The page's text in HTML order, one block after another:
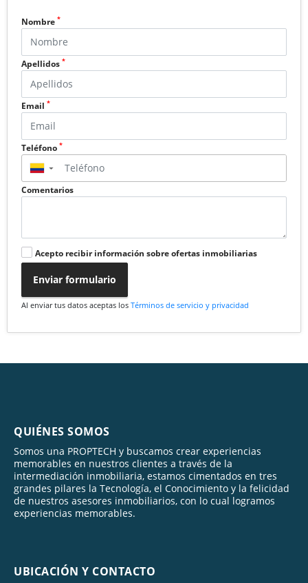
Nombre *
Apellidos *
Email *
Teléfono *
▼
Comentarios
Acepto recibir información sobre ofertas inmobiliarias
Enviar formulario
Al enviar tus datos aceptas los Términos de servicio y privacidad
QUIÉNES SOMOS
Somos una PROPTECH y buscamos crear experiencias
memorables en nuestros clientes a través de la
intermediación inmobiliaria, estamos cimentados en tres
grandes pilares la Tecnología, el Conocimiento y la felicidad
de nuestros asesores inmobiliarios, con lo cual logramos
experiencias memorables.
UBICACIÓN Y CONTACTO